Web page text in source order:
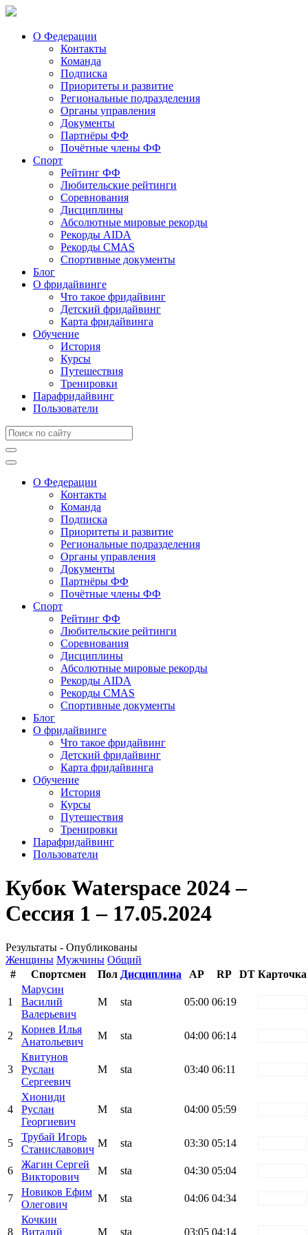
О Федерации
Контакты
Команда
Подписка
Приоритеты и развитие
Региональные подразделения
Органы управления
Документы
Партнёры ФФ
Почётные члены ФФ
Спорт
Рейтинг ФФ
Любительские рейтинги
Соревнования
Дисциплины
Абсолютные мировые рекорды
Рекорды AIDA
Рекорды CMAS
Спортивные документы
Блог
О фридайвинге
Что такое фридайвинг
Детский фридайвинг
Карта фридайвинга
Обучение
История
Курсы
Путешествия
Тренировки
Парафридайвинг
Пользователи
О Федерации
Контакты
Команда
Подписка
Приоритеты и развитие
Региональные подразделения
Органы управления
Документы
Партнёры ФФ
Почётные члены ФФ
Спорт
Рейтинг ФФ
Любительские рейтинги
Соревнования
Дисциплины
Абсолютные мировые рекорды
Рекорды AIDA
Рекорды CMAS
Спортивные документы
Блог
О фридайвинге
Что такое фридайвинг
Детский фридайвинг
Карта фридайвинга
Обучение
История
Курсы
Путешествия
Тренировки
Парафридайвинг
Пользователи
Кубок Waterspace 2024 –
Сессия 1 – 17.05.2024
Результаты - Опубликованы
Женщины Мужчины Общий
#
Спортсмен Пол Дисциплина AP RP DT Карточка
1
Марусин
Василий
Валерьевич
М sta 05:00 06:19
2
Корнев Илья
Анатольевич
М sta 04:00 06:14
3
Квитунов
Руслан
Сергеевич
М sta 03:40 06:11
4
Хиониди
Руслан
Георгиевич
М sta 04:00 05:59
5
Трубай Игорь
Станиславович
М sta 03:30 05:14
6
Жагин Сергей
Викторович
М sta 04:30 05:04
7
Новиков Ефим
Олегович
М sta 04:06 04:34
8
Кочкин
Виталий
М sta 03:05 04:14